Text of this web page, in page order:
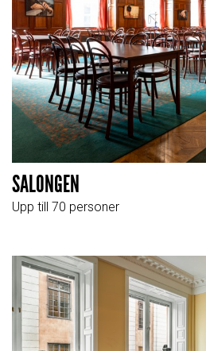
SALONGEN
Upp till 70 personer